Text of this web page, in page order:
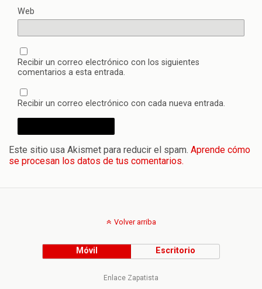
Web
Recibir un correo electrónico con los siguientes
comentarios a esta entrada.
Recibir un correo electrónico con cada nueva entrada.
Este sitio usa Akismet para reducir el spam. Aprende cómo
se procesan los datos de tus comentarios.
Volver arriba
Móvil Escritorio
Enlace Zapatista